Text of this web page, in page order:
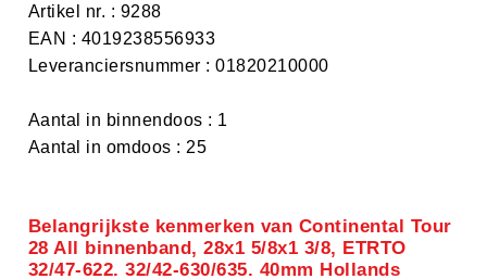
Artikel nr. : 9288
EAN : 4019238556933
Leveranciersnummer : 01820210000
Aantal in binnendoos : 1
Aantal in omdoos : 25
Belangrijkste kenmerken van Continental Tour
28 All binnenband, 28x1 5/8x1 3/8, ETRTO
32/47-622. 32/42-630/635. 40mm Hollands